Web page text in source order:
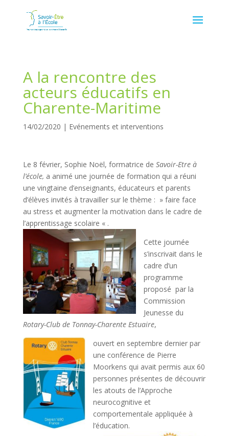
A la rencontre des
acteurs éducatifs en
Charente-Maritime
14/02/2020 | Evénements et interventions
Le 8 février, Sophie Noël, formatrice de Savoir-Etre à
l’école, a animé une journée de formation qui a réuni
une vingtaine d’enseignants, éducateurs et parents
d’élèves invités à travailler sur le thème : » faire face
au stress et augmenter la motivation dans le cadre de
l’apprentissage scolaire « .
Cette journée
s’inscrivait dans le
cadre d’un
programme
proposé par la
Commission
Jeunesse du
Rotary-Club de Tonnay-Charente Estuaire,
ouvert en septembre dernier par
une conférence de Pierre
Moorkens qui avait permis aux 60
personnes présentes de découvrir
les atouts de l’Approche
neurocognitive et
comportementale appliquée à
l’éducation.